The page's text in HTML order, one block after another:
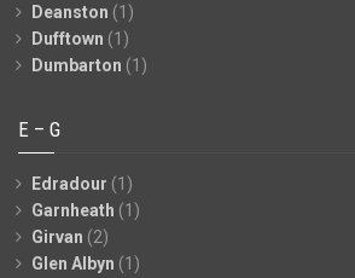
Deanston (1)
Dufftown (1)
Dumbarton (1)
E – G
Edradour (1)
Garnheath (1)
Girvan (2)
Glen Albyn (1)